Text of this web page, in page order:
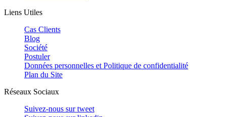
Liens Utiles
Cas Clients
Blog
Société
Postuler
Données personnelles et Politique de confidentialité
Plan du Site
Réseaux Sociaux
Suivez-nous surtweet